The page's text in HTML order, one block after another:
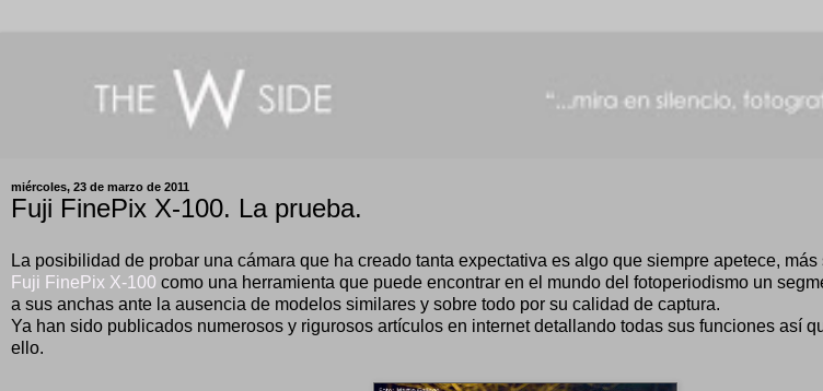
miércoles, 23 de marzo de 2011
Fuji FinePix X-100. La prueba.
La posibilidad de probar una cámara que ha creado tanta expectativa es algo que siempre apetece,
Fuji FinePix X-100 como una herramienta que puede encontrar en el mundo del fotoperiodismo un
a sus anchas ante la ausencia de modelos similares y sobre todo por su calidad de captura.
Ya han sido publicados numerosos y rigurosos artículos en internet detallando todas sus funciones así
ello.